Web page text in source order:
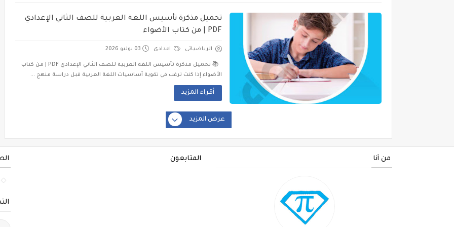
تحميل مذكرة تأسيس اللغة العربية للصف الثاني الإعدادي
PDF | من كتاب الأضواء
الرياضياتى اعدادى 03 يوليو 2026
📚 تحميل مذكرة تأسيس اللغة العربية للصف الثاني الإعدادي PDF | من كتاب
الأضواء إذا كنت ترغب في تقوية أساسيات اللغة العربية قبل دراسة منهج ...
أقراء المزيد
عرض المزيد
من أنا المتابعون